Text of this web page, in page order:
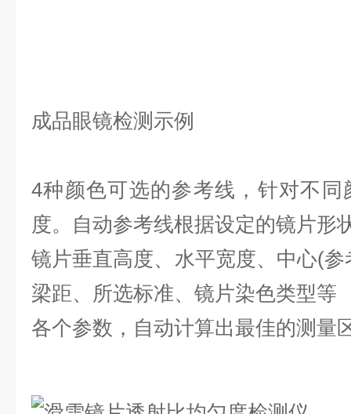
成品眼镜检测示例
4种颜色可选的参考线，针对不
度。自动参考线根据设定的镜片形
镜片垂直高度、 水平宽度、中心(
梁距、所选标准、镜片染色类型等
各个参数，自动计算出最佳的测 量